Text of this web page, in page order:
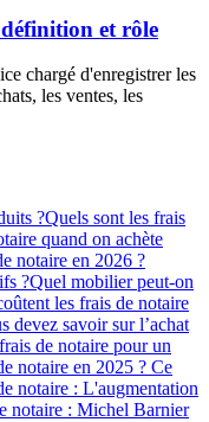
et rôle
chargé d'enregistrer les
les ventes, les
?Quels sont les frais
quand on achète
notaire en 2026 ?
?Quel mobilier peut-on
les frais de notaire
devez savoir sur l’achat
de notaire pour un
notaire en 2025 ? Ce
notaire : L'augmentation
notaire : Michel Barnier